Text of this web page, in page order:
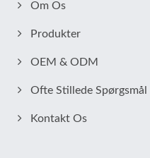
Om Os
Produkter
OEM & ODM
Ofte Stillede Spørgsmål
Kontakt Os